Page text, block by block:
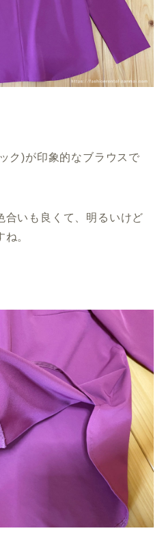
ク)が印象的なブラウスで
合いも良くて、明るいけど
。